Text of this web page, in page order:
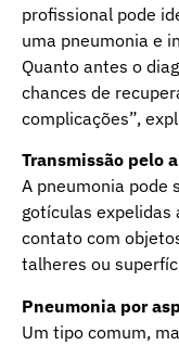
profissional pode
uma pneumonia e
Quanto antes o
chances de
complicações”,
Transmissão pelo
A pneumonia pode
gotículas
contato com
talheres ou
Pneumonia por
Um tipo comum,